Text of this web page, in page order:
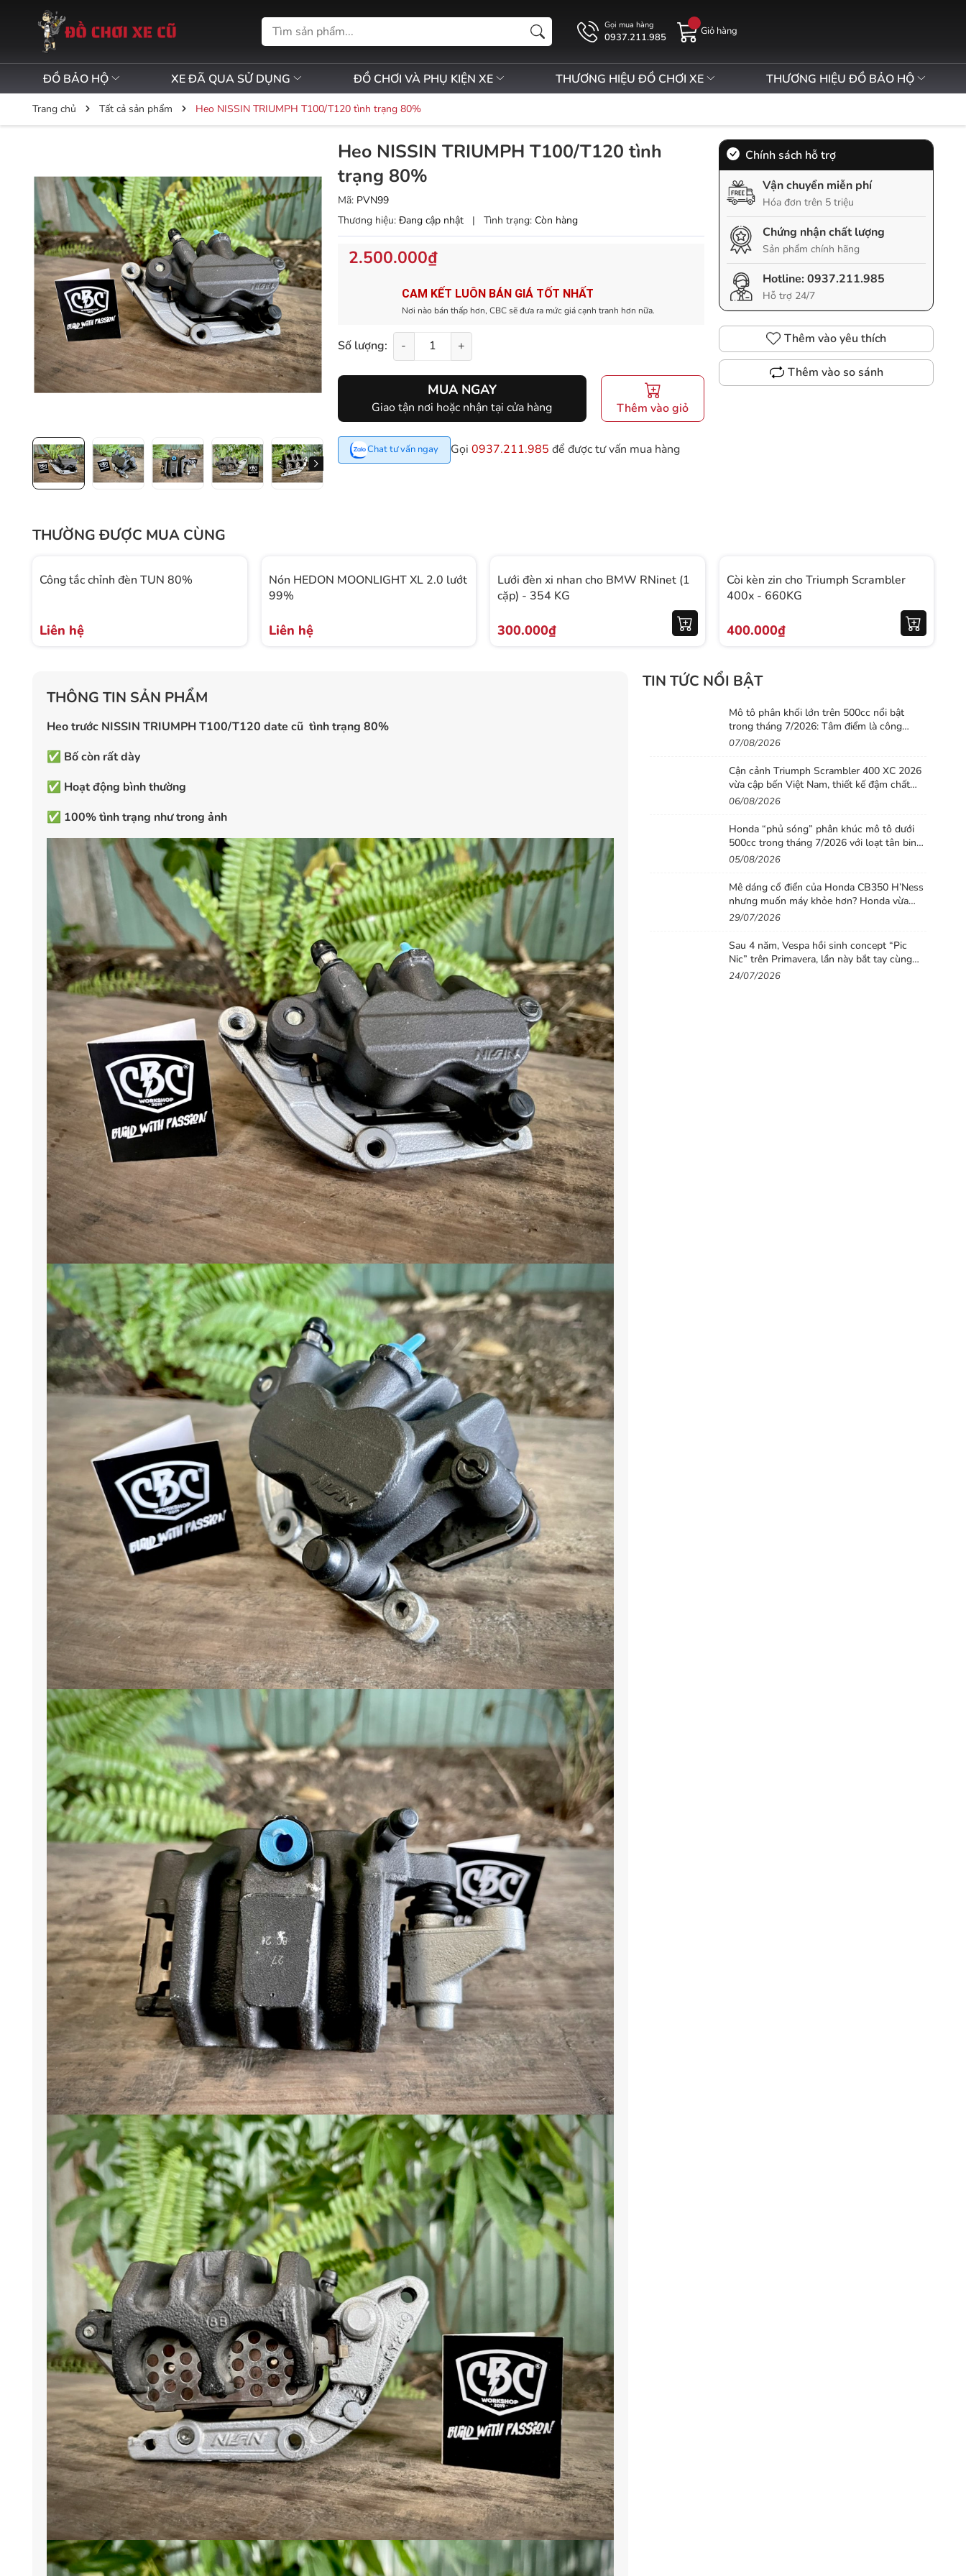
Gọi mua hàng
0937.211.985
Giỏ hàng
ĐỒ BẢO HỘ XE ĐÃ QUA SỬ DỤNG ĐỒ CHƠI VÀ PHỤ KIỆN XE THƯƠNG HIỆU ĐỒ CHƠI XE THƯƠNG HIỆU ĐỒ BẢO HỘ
Trang chủ Tất cả sản phẩm Heo NISSIN TRIUMPH T100/T120 tình trạng 80%
Heo NISSIN TRIUMPH T100/T120 tình
trạng 80%
Mã: PVN99
Thương hiệu: Đang cập nhật | Tình trạng: Còn hàng
2.500.000₫
CAM KẾT LUÔN BÁN GIÁ TỐT NHẤT
Nơi nào bán thấp hơn, CBC sẽ đưa ra mức giá cạnh tranh hơn nữa.
Số lượng: - +
MUA NGAY
Giao tận nơi hoặc nhận tại cửa hàng Thêm vào giỏ
Chat tư vấn ngay Gọi 0937.211.985 để được tư vấn mua hàng
Chính sách hỗ trợ
Vận chuyển miễn phí
Hóa đơn trên 5 triệu
Chứng nhận chất lượng
Sản phẩm chính hãng
Hotline:0937.211.985
Hỗ trợ 24/7
Thêm vào yêu thích
Thêm vào so sánh
THƯỜNG ĐƯỢC MUA CÙNG
Công tắc chỉnh đèn TUN 80%
Liên hệ
Nón HEDON MOONLIGHT XL 2.0 lướt
99%
Liên hệ
Lưới đèn xi nhan cho BMW RNinet (1
cặp) - 354 KG
300.000₫
Còi kèn zin cho Triumph Scrambler
400x - 660KG
400.000₫
THÔNG TIN SẢN PHẨM
Heo trước NISSIN TRIUMPH T100/T120 date cũ tình trạng 80%
✅ Bố còn rất dày
✅ Hoạt động bình thường
✅ 100% tình trạng như trong ảnh
TIN TỨC NỔI BẬT
Mô tô phân khối lớn trên 500cc nổi bật
trong tháng 7/2026: Tâm điểm là công
nghệ, phiên bản giới hạn và những cấu hình
07/08/2026
Cận cảnh Triumph Scrambler 400 XC 2026
vừa cập bến Việt Nam, thiết kế đậm chất
phiêu lưu cùng mức giá dễ tiếp cận
06/08/2026
Honda “phủ sóng” phân khúc mô tô dưới
500cc trong tháng 7/2026 với loạt tân binh
đáng chú ý
05/08/2026
Mê dáng cổ điển của Honda CB350 H’Ness
nhưng muốn máy khỏe hơn? Honda vừa
tung ra lời giải với CB500 mới
29/07/2026
Sau 4 năm, Vespa hồi sinh concept “Pic
Nic” trên Primavera, lần này bắt tay cùng
thương hiệu thời trang Gigi
24/07/2026